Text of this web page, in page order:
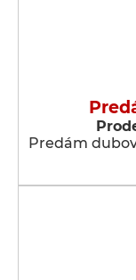
Predám